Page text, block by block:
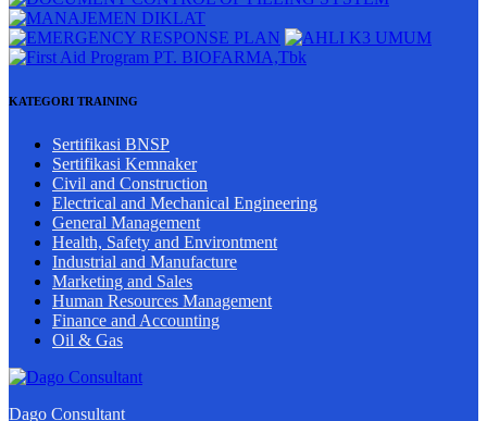
KATEGORI TRAINING
Sertifikasi BNSP
Sertifikasi Kemnaker
Civil and Construction
Electrical and Mechanical Engineering
General Management
Health, Safety and Environtment
Industrial and Manufacture
Marketing and Sales
Human Resources Management
Finance and Accounting
Oil & Gas
Dago Consultant